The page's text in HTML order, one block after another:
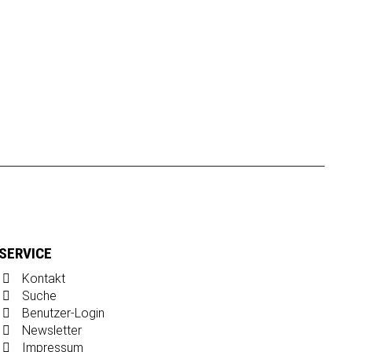
SERVICE
Kontakt
Suche
Benutzer-Login
Newsletter
Impressum